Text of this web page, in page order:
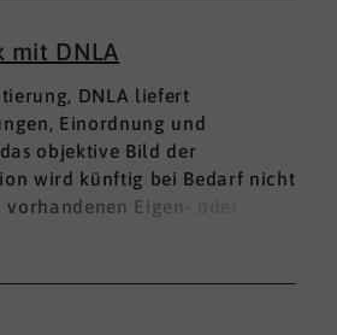
mit DNLA
DNLA liefert
Einordnung und
das objektive Bild der
wird künftig bei Bedarf nicht
Eigen- oder